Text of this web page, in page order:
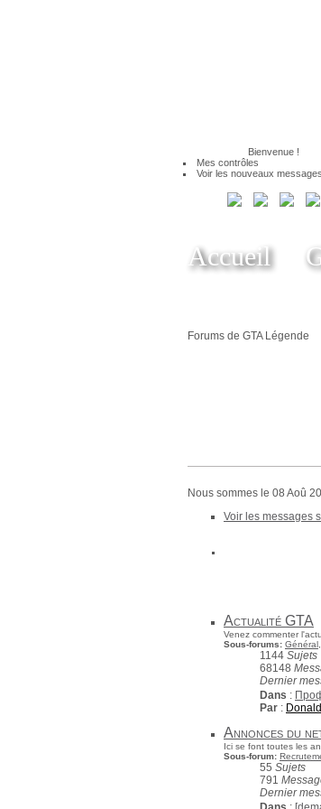
Bienvenue !
Mes contrôles
Voir les nouveaux messages
Accueil
Forums de GTA Légende
Nous sommes le 08 Aoû
Voir les messages
Actualité GTA
Venez commenter
Sous-forums: Général
1144 Sujets
68148
Dernier
Dans :
Par :
Annonces du
Ici se font toutes les
Sous-forum:
55 Sujets
791
Dernier